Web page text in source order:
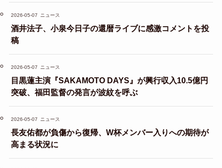
2026-05-07 ニュース
酒井法子、小泉今日子の還暦ライブに感激コメントを投
稿
2026-05-07 ニュース
目黒蓮主演『SAKAMOTO DAYS』が興行収入10.5億円
突破、福田監督の発言が波紋を呼ぶ
2026-05-07 ニュース
長友佑都が負傷から復帰、W杯メンバー入りへの期待が
高まる状況に